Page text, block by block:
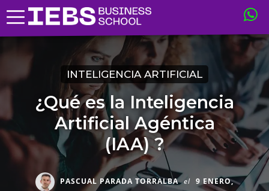
INTELIGENCIA ARTIFICIAL
¿Qué es la Inteligencia
Artificial Agéntica
(IAA) ?
PASCUAL PARADA TORRALBA el 9 ENERO,